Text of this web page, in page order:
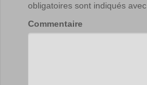
obligatoires sont indiqués avec
Commentaire